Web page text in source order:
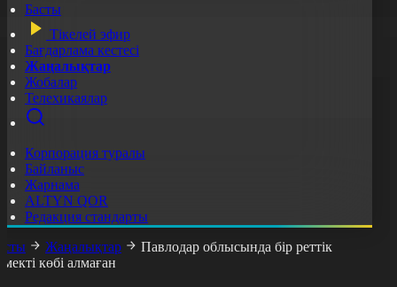
Басты
Тікелей эфир
Бағдарлама кестесі
Жаңалықтар
Жобалар
Телехикаялар
Корпорация туралы
Байланыс
Жарнама
ALTYN QOR
Редакция стандарты
Жаңалықтар
Павлодар облысында бір реттік
көбі алмаған